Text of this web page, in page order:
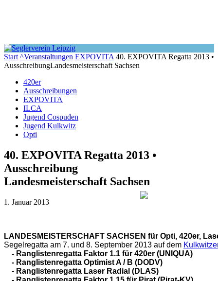
Start ^Veranstaltungen EXPOVITA 40. EXPOVITA Regatta 2013 •
AusschreibungLandesmeisterschaft Sachsen
420er
Ausschreibungen
EXPOVITA
ILCA
Jugend Cospuden
Jugend Kulkwitz
Opti
40. EXPOVITA Regatta 2013 •
Ausschreibung
Landesmeisterschaft Sachsen
1. Januar 2013
LANDESMEISTERSCHAFT SACHSEN für Opti, 420er,
Segelregatta am 7. und 8. September 2013 auf dem
- Ranglistenregatta Faktor 1.1 für 420er (UNIQUA)
- Ranglistenregatta Optimist A / B (DODV)
- Ranglistenregatta Laser Radial (DLAS)